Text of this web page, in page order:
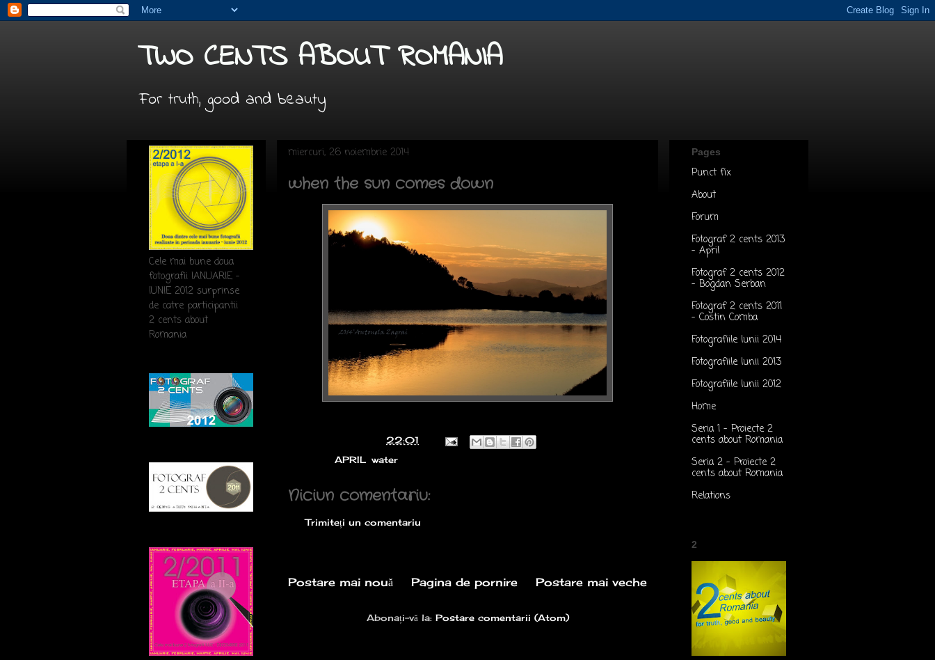
TWO CENTS ABOUT ROMANIA
For truth, good and beauty
miercuri, 26 noiembrie 2014
when the sun comes down
22:01
APRIL water
Niciun comentariu:
Trimiteți un comentariu
Postare mai nouă Postare mai veche
Pagina de pornire
Abonați-vă la: Postare comentarii (Atom)
Cele mai bune doua
fotografii IANUARIE -
IUNIE 2012 surprinse
de catre participantii
2 cents about
Romania
Pages
Punct fix
About
Forum
Fotograf 2 cents 2013
- April
Fotograf 2 cents 2012
- Bogdan Serban
Fotograf 2 cents 2011
- Costin Comba
Fotografiile lunii 2014
Fotografiile lunii 2013
Fotografiile lunii 2012
Home
Seria 1 - Proiecte 2
cents about Romania
Seria 2 - Proiecte 2
cents about Romania
Relations
2